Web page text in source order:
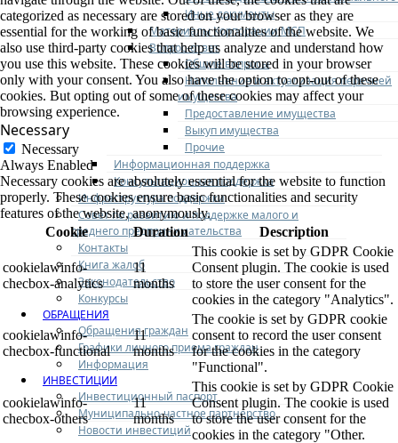
Иные документы
Материалы Корпорации МСП
Вопрос-ответ
Общие вопросы
Наполнение и актуализация перечней
имущества
Предоставление имущества
Выкуп имущества
Прочие
Информационная поддержка
Консультационная поддержка
Инфраструктура поддержки
Совет по развитию и поддержке малого и
среднего предпринимательства
Контакты
Книга жалоб
Законодательство
Конкурсы
ОБРАЩЕНИЯ
Обращения граждан
Графики личного приема граждан
Информация
ИНВЕСТИЦИИ
Инвестиционный паспорт
Муниципально-частное партнерство
Новости инвестиций
categorized as necessary are stored on your browser as they are
essential for the working of basic functionalities of the website. We
also use third-party cookies that help us analyze and understand how
you use this website. These cookies will be stored in your browser
only with your consent. You also have the option to opt-out of these
cookies. But opting out of some of these cookies may affect your
browsing experience.
Necessary
Necessary
Always Enabled
Necessary cookies are absolutely essential for the website to function
properly. These cookies ensure basic functionalities and security
features of the website, anonymously.
Cookie
Duration Description
cookielawinfo-
checbox-analytics
11
months
This cookie is set by GDPR Cookie
Consent plugin. The cookie is used
to store the user consent for the
cookies in the category "Analytics".
cookielawinfo-
checbox-functional
11
months
The cookie is set by GDPR cookie
consent to record the user consent
for the cookies in the category
"Functional".
cookielawinfo-
checbox-others
11
months
This cookie is set by GDPR Cookie
Consent plugin. The cookie is used
to store the user consent for the
cookies in the category "Other.